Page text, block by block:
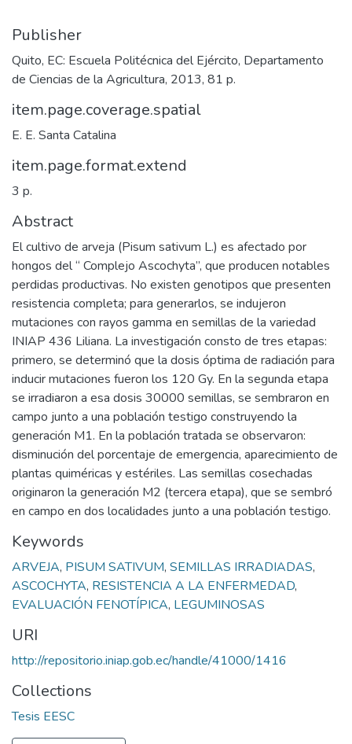
Publisher
Quito, EC: Escuela Politécnica del Ejército, Departamento
de Ciencias de la Agricultura, 2013, 81 p.
item.page.coverage.spatial
E. E. Santa Catalina
item.page.format.extend
3 p.
Abstract
El cultivo de arveja (Pisum sativum L.) es afectado por
hongos del “ Complejo Ascochyta”, que producen notables
perdidas productivas. No existen genotipos que presenten
resistencia completa; para generarlos, se indujeron
mutaciones con rayos gamma en semillas de la variedad
INIAP 436 Liliana. La investigación consto de tres etapas:
primero, se determinó que la dosis óptima de radiación para
inducir mutaciones fueron los 120 Gy. En la segunda etapa
se irradiaron a esa dosis 30000 semillas, se sembraron en
campo junto a una población testigo construyendo la
generación M1. En la población tratada se observaron:
disminución del porcentaje de emergencia, aparecimiento de
plantas quiméricas y estériles. Las semillas cosechadas
originaron la generación M2 (tercera etapa), que se sembró
en campo en dos localidades junto a una población testigo.
Keywords
ARVEJA, PISUM SATIVUM, SEMILLAS IRRADIADAS,
ASCOCHYTA, RESISTENCIA A LA ENFERMEDAD,
EVALUACIÓN FENOTÍPICA, LEGUMINOSAS
URI
http://repositorio.iniap.gob.ec/handle/41000/1416
Collections
Tesis EESC